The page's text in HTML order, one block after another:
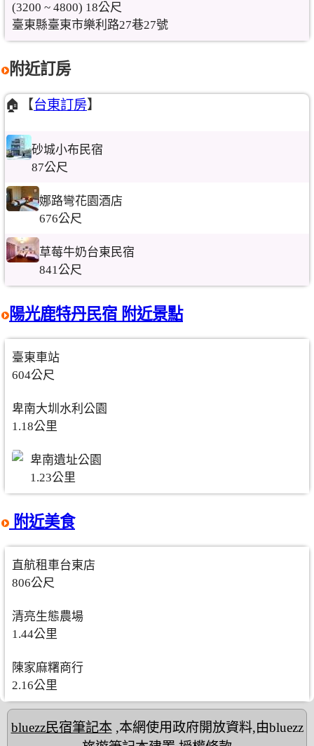
(3200 ~ 4800) 18公尺
臺東縣臺東市樂利路27巷27號
附近訂房
🏠【台東訂房】
砂城小布民宿
87公尺
娜路彎花園酒店
676公尺
草莓牛奶台東民宿
841公尺
陽光鹿特丹民宿 附近景點
臺東車站
604公尺
卑南大圳水利公園
1.18公里
卑南遺址公園
1.23公里
附近美食
直航租車台東店
806公尺
清亮生態農場
1.44公里
陳家麻糬商行
2.16公里
bluezz民宿筆記本,本網使用政府開放資料,由bluezz